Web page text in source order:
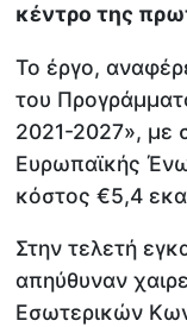
κέντρο της
Το έργο,
του
2021-2027», με
Ευρωπαϊκής
κόστος €5,4
Στην τελετή
απηύθυναν
Εσωτερικών